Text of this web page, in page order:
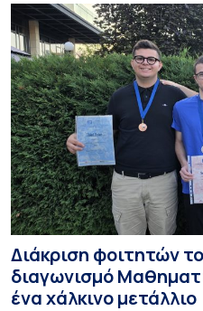
Διάκριση φοιτητών
διαγωνισμό
ένα χάλκινο μετάλλιο